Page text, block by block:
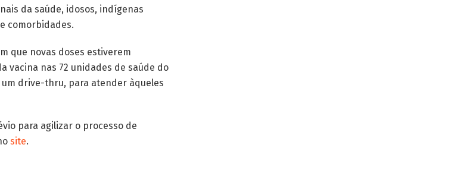
da saúde, idosos, indígenas
comorbidades.
que novas doses estiverem
vacina nas 72 unidades de saúde do
um drive-thru, para atender àqueles
para agilizar o processo de
site.